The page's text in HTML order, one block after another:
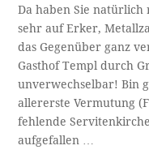
Da haben Sie natürlich
sehr auf Erker,
das Gegenüber ganz
Gasthof Templ durch
unverwechselbar! Bin
allererste Vermutung
fehlende
aufgefallen …